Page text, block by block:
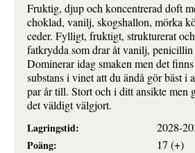
Fruktig, djup och koncentrerad doft
choklad, vanilj, skogshallon, mörka
ceder. Fylligt, fruktigt, strukturerat
fatkrydda som drar åt vanilj,
Dominerar idag smaken men det
substans i vinet att du ändå gör bäst i
par år till. Stort och i ditt ansikte men
det väldigt välgjort.
Lagringstid:
2028-
Poäng:
17 (+)